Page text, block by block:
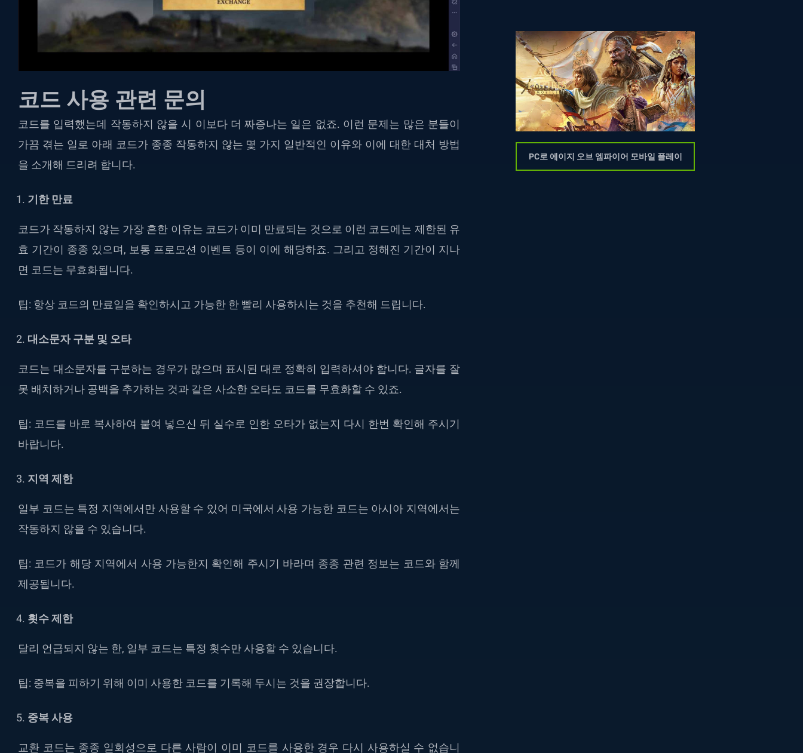
코드 사용 관련 문의
코드를 입력했는데 작동하지 않을 시 이보다 더 짜증나는 일은 없죠. 이런 문제는 많은 분들이
가끔 겪는 일로 아래 코드가 종종 작동하지 않는 몇 가지 일반적인 이유와 이에 대한 대처 방법
을 소개해 드리려 합니다.
기한 만료
코드가 작동하지 않는 가장 흔한 이유는 코드가 이미 만료되는 것으로 이런 코드에는 제한된 유
효 기간이 종종 있으며, 보통 프로모션 이벤트 등이 이에 해당하죠. 그리고 정해진 기간이 지나
면 코드는 무효화됩니다.
팁: 항상 코드의 만료일을 확인하시고 가능한 한 빨리 사용하시는 것을 추천해 드립니다.
대소문자 구분 및 오타
코드는 대소문자를 구분하는 경우가 많으며 표시된 대로 정확히 입력하셔야 합니다. 글자를 잘
못 배치하거나 공백을 추가하는 것과 같은 사소한 오타도 코드를 무효화할 수 있죠.
팁: 코드를 바로 복사하여 붙여 넣으신 뒤 실수로 인한 오타가 없는지 다시 한번 확인해 주시기
바랍니다.
지역 제한
일부 코드는 특정 지역에서만 사용할 수 있어 미국에서 사용 가능한 코드는 아시아 지역에서는
작동하지 않을 수 있습니다.
팁: 코드가 해당 지역에서 사용 가능한지 확인해 주시기 바라며 종종 관련 정보는 코드와 함께
제공됩니다.
횟수 제한
달리 언급되지 않는 한, 일부 코드는 특정 횟수만 사용할 수 있습니다.
팁: 중복을 피하기 위해 이미 사용한 코드를 기록해 두시는 것을 권장합니다.
중복 사용
교환 코드는 종종 일회성으로 다른 사람이 이미 코드를 사용한 경우 다시 사용하실 수 없습니
PC로 에이지 오브 엠파이어 모바일 플레이